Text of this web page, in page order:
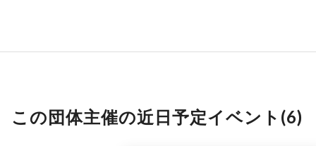
この団体主催の近日予定イベント(6)